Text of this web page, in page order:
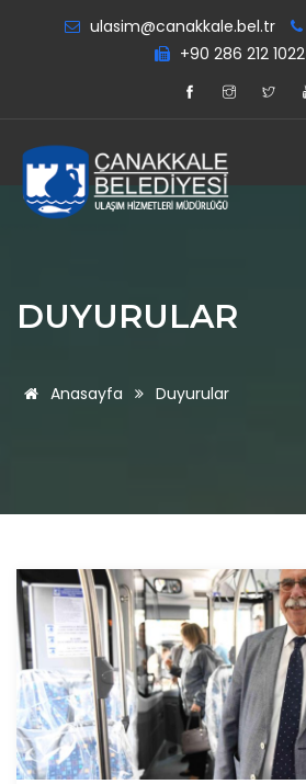
ulasim@canakkale.bel.tr
+90 286 212 1022
DUYURULAR
Anasayfa Duyurular